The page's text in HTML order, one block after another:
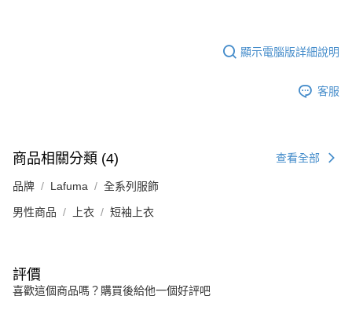
顯示電腦版詳細說明
客服
商品相關分類 (4) 查看全部
品牌 Lafuma 全系列服飾
男性商品 上衣 短袖上衣
評價
喜歡這個商品嗎？購買後給他一個好評吧